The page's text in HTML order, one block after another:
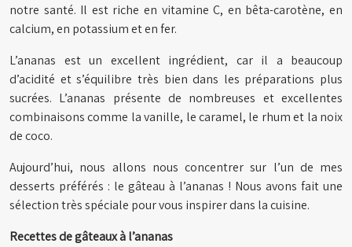
notre santé. Il est riche en vitamine C, en bêta-carotène, en
calcium, en potassium et en fer.
L’ananas est un excellent ingrédient, car il a beaucoup
d’acidité et s’équilibre très bien dans les préparations plus
sucrées. L’ananas présente de nombreuses et excellentes
combinaisons comme la vanille, le caramel, le rhum et la noix
de coco.
Aujourd’hui, nous allons nous concentrer sur l’un de mes
desserts préférés : le gâteau à l’ananas ! Nous avons fait une
sélection très spéciale pour vous inspirer dans la cuisine.
Recettes de gâteaux à l’ananas